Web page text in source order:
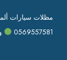
مظلات سيارات
0569557581